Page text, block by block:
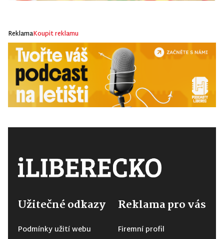
ReklamaKoupit reklamu
Užitečné odkazy
Podmínky užití webu
Reklama pro vás
Firemní profil